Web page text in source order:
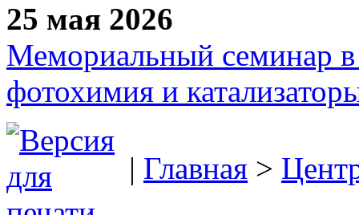
25 мая 2026
Мемориальный семинар в
фотохимия и
| Главная >